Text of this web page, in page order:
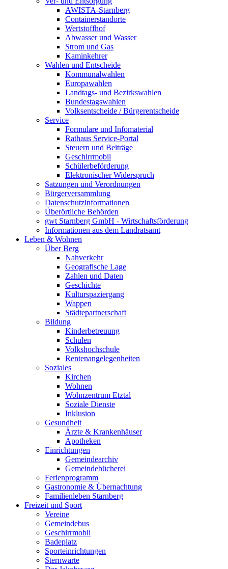
AWISTA-Starnberg
Containerstandorte
Wertstoffhof
Abwasser und Wasser
Strom und Gas
Kaminkehrer
Wahlen und Entscheide
Kommunalwahlen
Europawahlen
Landtags- und Bezirkswahlen
Bundestagswahlen
Volksentscheide / Bürgerentscheide
Service
Formulare und Infomaterial
Rathaus Service-Portal
Steuern und Beiträge
Geschirrmobil
Schülerbeförderung
Elektronischer Widerspruch
Satzungen und Verordnungen
Bürgerversammlung
Datenschutzinformationen
Überörtliche Behörden
gwt Starnberg GmbH - Wirtschaftsförderung
Informationen aus dem Landratsamt
Leben & Wohnen
Über Berg
Nahverkehr
Geografische Lage
Zahlen und Daten
Geschichte
Kulturspaziergang
Wappen
Städtepartnerschaft
Bildung
Kinderbetreuung
Schulen
Volkshochschule
Rentenangelegenheiten
Soziales
Kirchen
Wohnen
Wohnzentrum Etztal
Soziale Dienste
Inklusion
Gesundheit
Ärzte & Krankenhäuser
Apotheken
Einrichtungen
Gemeindearchiv
Gemeindebücherei
Ferienprogramm
Gastronomie & Übernachtung
Familienleben Starnberg
Freizeit und Sport
Vereine
Gemeindebus
Geschirrmobil
Badeplatz
Sporteinrichtungen
Sternwarte